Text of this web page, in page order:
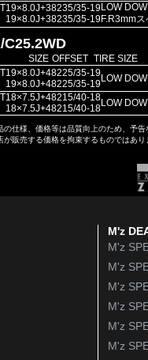
19×8.0J
19×8.0J
+38
+38
235/35-19
235/35-19
LOW
F.R3mm
C25.2WD
SIZE OFFSET TIRE SIZE
19×8.0J
19×8.0J
+48
+48
225/35-19
225/35-19LOW
18×7.5J
18×7.5J
+48
+48
215/40-18
215/40-18LOW
の仕様、価格等は品質向上のため、予
が販売する価格を拘束するものではあ
M'z
M'z
M'z
M'z
M'z
M'z
M'z